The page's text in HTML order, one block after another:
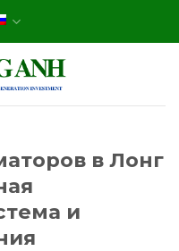
в Лонг
и